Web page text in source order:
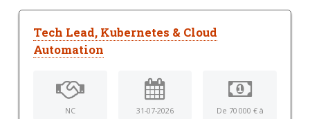
Tech Lead, Kubernetes & Cloud
Automation
NC 31-07-2026
De 70 000 € à